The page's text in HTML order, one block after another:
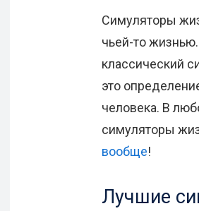
Симуляторы
чьей-то
классический
это
человека. В
симуляторы
вообще!
Лучшие